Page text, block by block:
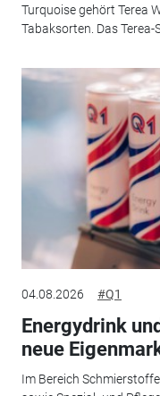
Turquoise gehört Terea
Tabaksorten. Das Terea-
04.08.2026 #Q1
Energydrink
neue
Im Bereich